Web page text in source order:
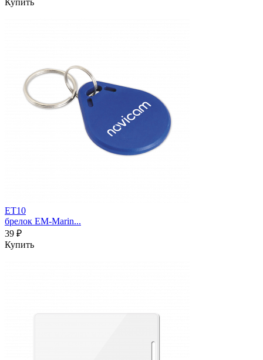
ET10
брелок EM-Marin...
39 ₽
Купить